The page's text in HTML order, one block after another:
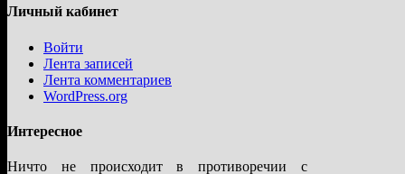
Личный кабинет
Войти
Лента записей
Лента комментариев
WordPress.org
Интересное
Ничто не происходит в противоречии с